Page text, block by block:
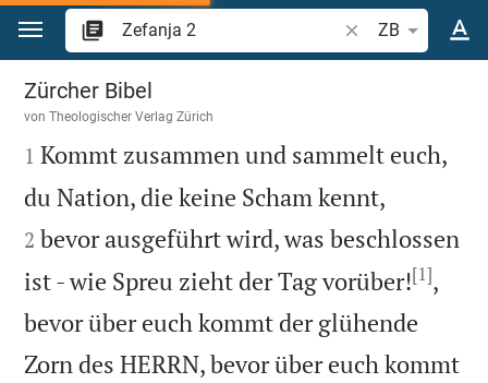
Zum Inhalt springen
Bibelstelle oder
ZB
Zefanja 2
Zürcher Bibel
vonTheologischer Verlag Zürich

1 Kommt zusammen und sammelt euch,
du Nation, die keine Scham kennt,
2 bevor ausgeführt wird, was beschlossen
ist - wie Spreu zieht der Tag vorüber![1],
bevor über euch kommt der glühende
Zorn des HERRN, bevor über euch kommt